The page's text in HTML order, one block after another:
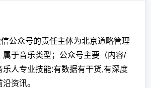
公众号的责任主体为北京道略管理
属于音乐类型；公众号主要（内容/
乐人专业技能:有数据有干货,有深度
资讯。